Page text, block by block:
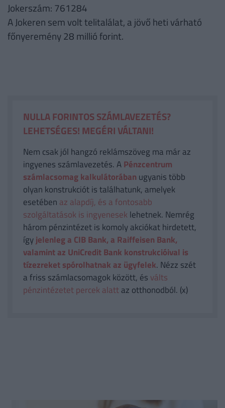
Jokerszám: 761284
A Jokeren sem volt telitalálat, a jövő heti várható
főnyeremény 28 millió forint.
NULLA FORINTOS SZÁMLAVEZETÉS?
LEHETSÉGES! MEGÉRI VÁLTANI!
Nem csak jól hangzó reklámszöveg ma már az
ingyenes számlavezetés. APénzcentrum
számlacsomag kalkulátorában ugyanis több
olyan konstrukciót is találhatunk, amelyek
esetében az alapdíj, és a fontosabb
szolgáltatások is ingyenesek lehetnek. Nemrég
három pénzintézet is komoly akciókat hirdetett,
ígyjelenleg a CIB Bank, a Raiffeisen Bank,
valamint az UniCredit Bank konstrukcióival is
tízezreket spórolhatnak az ügyfelek. Nézz szét
a friss számlacsomagok között, és válts
pénzintézetet percek alattaz otthonodból. (x)